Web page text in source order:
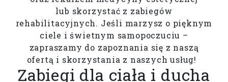
lub skorzystać z zabiegów
rehabilitacyjnych. Jeśli marzysz o pięknym
ciele i świetnym samopoczuciu –
zapraszamy do zapoznania się z naszą
ofertą i skorzystania z naszych usług!
Zabiegi dla ciała i ducha